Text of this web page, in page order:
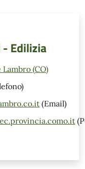
Edilizia
Lambro (CO)
(Email)